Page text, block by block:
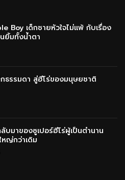
Boy เด็กชายหัวใจไม่แพ้ กับเรื่อง
ยิ้มทั้งน้ำตา
กธรรมดา สู่ฮีโร่ของมนุษยชาติ
บมาของซูเปอร์ฮีโร่ผู้เป็นตำนาน
ญ่กว่าเดิม